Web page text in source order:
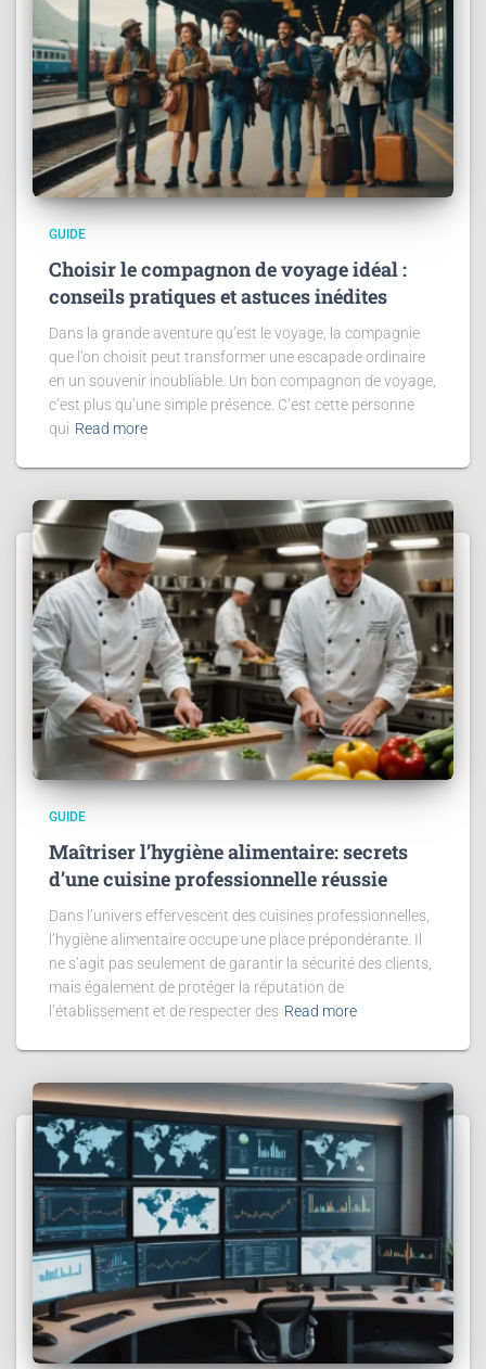
GUIDE
Choisir le compagnon de voyage idéal :
conseils pratiques et astuces inédites
Dans la grande aventure qu’est le voyage, la compagnie
que l’on choisit peut transformer une escapade ordinaire
en un souvenir inoubliable. Un bon compagnon de voyage,
c’est plus qu’une simple présence. C’est cette personne
qui Read more
GUIDE
Maîtriser l’hygiène alimentaire: secrets
d’une cuisine professionnelle réussie
Dans l’univers effervescent des cuisines professionnelles,
l’hygiène alimentaire occupe une place prépondérante. Il
ne s’agit pas seulement de garantir la sécurité des clients,
mais également de protéger la réputation de
l’établissement et de respecter des Read more